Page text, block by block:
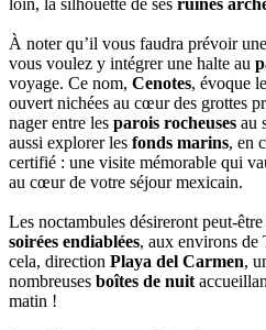
loin, la silhouette de ses ruines
À noter qu’il vous faudra prévoir
vous voulez y intégrer une halte au
voyage. Ce nom, Cenotes, évoque
ouvert nichées au cœur des grottes
nager entre les parois rocheuses au
aussi explorer les fonds marins, en
certifié : une visite mémorable qui
au cœur de votre séjour mexicain.
Les noctambules désireront peut-
soirées endiablées, aux environs de
cela, direction Playa del Carmen,
nombreuses boîtes de nuit
matin !